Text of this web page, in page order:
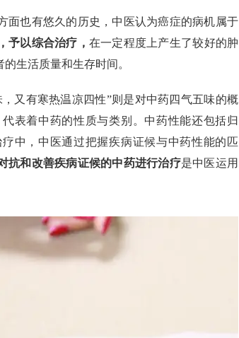
面也有悠久的历史，中医认为癌症的病机属于
予以综合治疗， 在一定程度上产生了较好的肿
生活质量和生存时间。
又有寒热温凉四性”则是对中药四气五味的概
表着中药的性质与类别。中药性能还包括归
中，中医通过把握疾病证候与中药性能的匹
抗和改善疾病证候的中药进行治疗是中医运用